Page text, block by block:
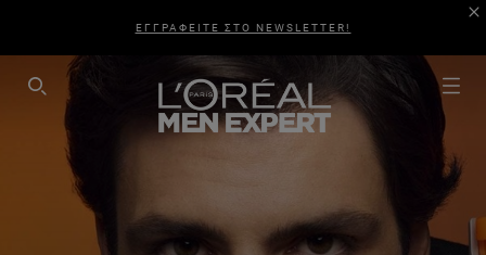
ΕΓΓΡΑΦΕΙΤΕ ΣΤΟ NEWSLETTER!
SEARCH THIS SITE